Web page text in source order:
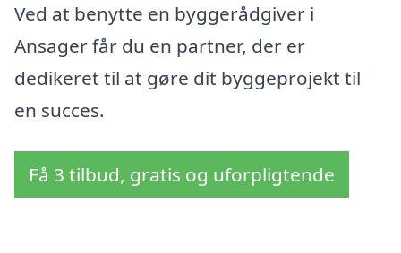
Ved at benytte en byggerådgiver i
Ansager får du en partner, der er
dedikeret til at gøre dit byggeprojekt til
en succes.
Få 3 tilbud, gratis og uforpligtende